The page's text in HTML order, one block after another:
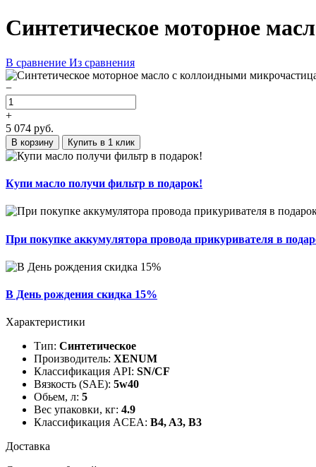
Синтетическое моторное
В сравнение Из сравнения
−
+
5 074 руб.
В корзину Купить в 1 клик
Купи масло получи фильтр в подарок!
При покупке аккумулятора провода прикуривателя в
В День рождения скидка 15%
Характеристики
Тип: Cинтетическое
Производитель: XENUM
Классификация API: SN/CF
Вязкость (SAE): 5w40
Обьем, л: 5
Вес упаковки, кг: 4.9
Классификация ACEA: B4, A3, B3
Доставка